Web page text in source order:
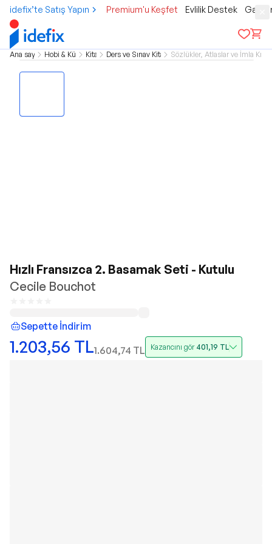
idefix’te Satış Yapın Premium'u Keşfet Evlilik Destek
Ana sayfa Hobi & KültürKitap Ders ve Sınav KitaplarıSözlükler, Atlaslar ve İmla
Hızlı Fransızca 2. Basamak Seti - Kutulu
Cecile Bouchot
Sepette İndirim
1.203,56 TL1.604,74 TL Kazancını gör 401,19 TL